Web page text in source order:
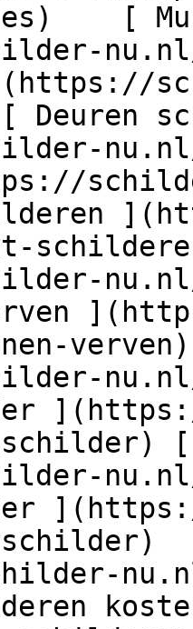
[
Deuren